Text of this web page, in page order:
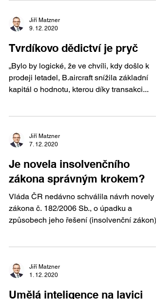
Jiří Matzner
9. 12. 2020
Tvrdíkovo dědictví je pryč
„Bylo by logické, že ve chvíli, kdy došlo k
prodeji letadel, B.aircraft snížila základní
kapitál o hodnotu, kterou díky transakci...
Jiří Matzner
7. 12. 2020
Je novela insolvenčního
zákona správným krokem?
Vláda ČR nedávno schválila návrh novely
zákona č. 182/2006 Sb., o úpadku a
způsobech jeho řešení (insolvenční zákon),
Jiří Matzner
1. 12. 2020
Umělá inteligence na lavici